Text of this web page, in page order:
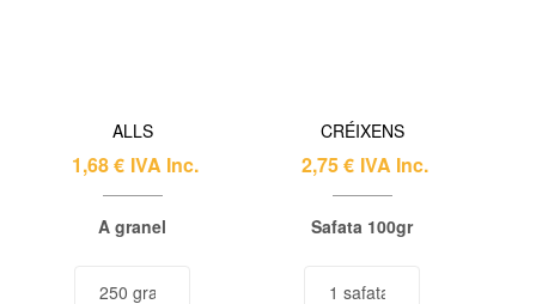
ALLS
1,68€ IVA Inc.
A granel
CRÉIXENS
2,75€ IVA Inc.
Safata 100gr